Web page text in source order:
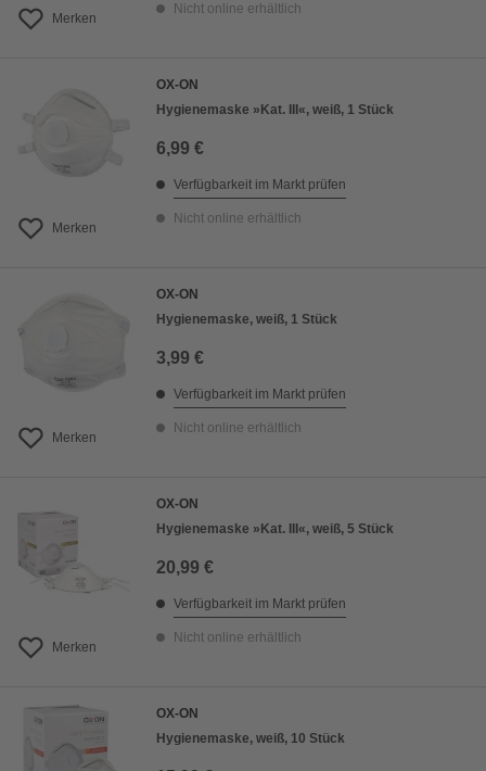
Merken
Nicht online erhältlich
Merken
OX-ON
Hygienemaske »Kat. III«, weiß, 1 Stück
6,99 €
Verfügbarkeit im Markt prüfen
Nicht online erhältlich
Merken
OX-ON
Hygienemaske, weiß, 1 Stück
3,99 €
Verfügbarkeit im Markt prüfen
Nicht online erhältlich
Merken
OX-ON
Hygienemaske »Kat. III«, weiß, 5 Stück
20,99 €
Verfügbarkeit im Markt prüfen
Nicht online erhältlich
OX-ON
Hygienemaske, weiß, 10 Stück